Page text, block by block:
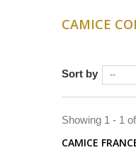
CAMICE
Sort by --
Showing 1 - 1
CAMICE